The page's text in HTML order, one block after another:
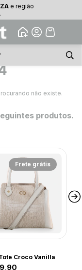
Abrir
e região
não existe.
produtos.
Frete grátis
Croco Vanilla